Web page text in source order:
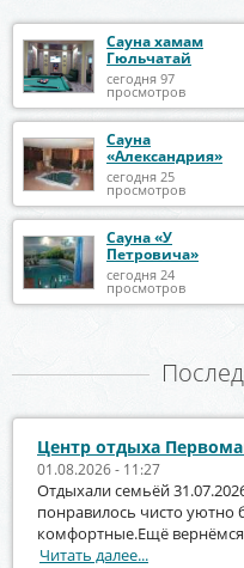
Сауна хамам
Гюльчатай
сегодня 97
просмотров
Сауна
«Александрия»
сегодня 25
просмотров
Сауна «У
Петровича»
сегодня 24
просмотров
Центр отдыха
01.08.2026 - 11:27
Отдыхали семьёй
понравилось чисто
комфортные.Ещё вернёмся
Читать далее...